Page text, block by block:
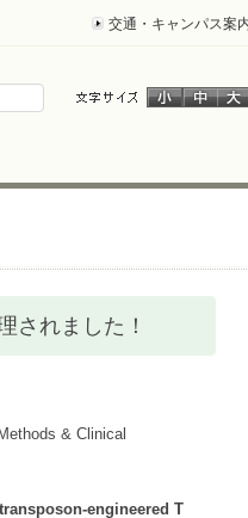
交通・キャンパス案
されました！
& Clinical
engineered T